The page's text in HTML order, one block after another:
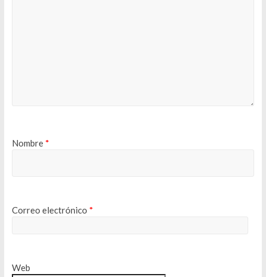
Nombre *
Correo electrónico *
Web